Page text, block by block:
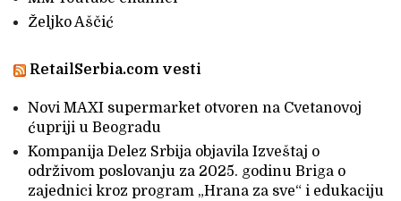
Željko Aščić
RetailSerbia.com vesti
Novi MAXI supermarket otvoren na Cvetanovoj
ćupriji u Beogradu
Kompanija Delez Srbija objavila Izveštaj o
održivom poslovanju za 2025. godinu Briga o
zajednici kroz program „Hrana za sve“ i edukaciju